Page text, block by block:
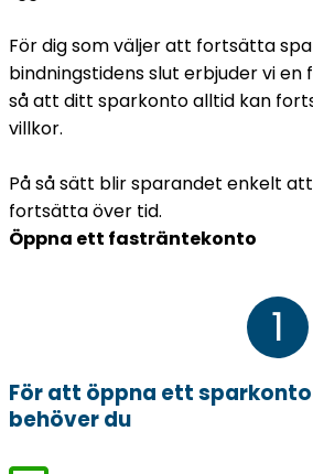
För dig som väljer att fortsätta
bindningstidens slut erbjuder vi en
så att ditt sparkonto alltid kan
villkor.
På så sätt blir sparandet enkelt
fortsätta över tid.
Öppna ett fasträntekonto
För att öppna ett
behöver du